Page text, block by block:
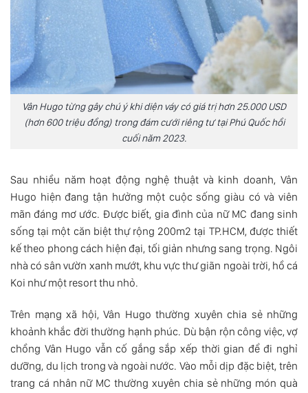
Vân Hugo từng gây chú ý khi diện váy có giá trị hơn 25.000 USD
(hơn 600 triệu đồng) trong đám cưới riêng tư tại Phú Quốc hồi
cuối năm 2023.
Sau nhiều năm hoạt động nghệ thuật và kinh doanh, Vân
Hugo hiện đang tận hưởng một cuộc sống giàu có và viên
mãn đáng mơ ước. Được biết, gia đình của nữ MC đang sinh
sống tại một căn biệt thự rộng 200m2 tại TP.HCM, được thiết
kế theo phong cách hiện đại, tối giản nhưng sang trọng. Ngôi
nhà có sân vườn xanh mướt, khu vực thư giãn ngoài trời, hồ cá
Koi như một resort thu nhỏ.
Trên mạng xã hội, Vân Hugo thường xuyên chia sẻ những
khoảnh khắc đời thường hạnh phúc. Dù bận rộn công việc, vợ
chồng Vân Hugo vẫn cố gắng sắp xếp thời gian để đi nghỉ
dưỡng, du lịch trong và ngoài nước. Vào mỗi dịp đặc biệt, trên
trang cá nhân nữ MC thường xuyên chia sẻ những món quà